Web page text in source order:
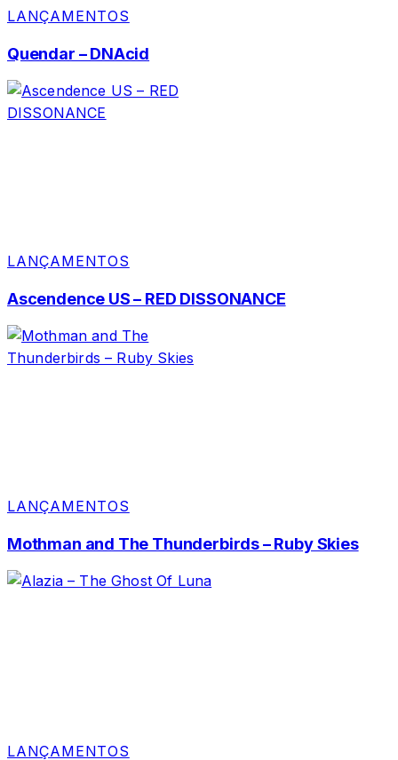
LANÇAMENTOS
Quendar – DNAcid
LANÇAMENTOS
Ascendence US – RED DISSONANCE
LANÇAMENTOS
Mothman and The Thunderbirds – Ruby Skies
LANÇAMENTOS